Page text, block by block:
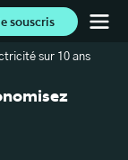
souscris
sur 10 ans